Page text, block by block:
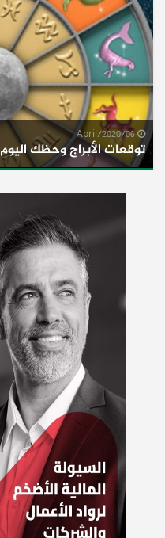
توقعات الأبراج وحظك اليوم